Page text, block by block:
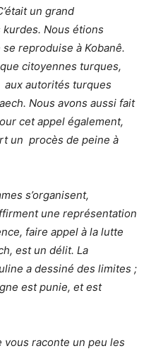
un grand
kurdes. Nous étions
reproduise à Kobanê.
citoyennes turques,
aux autorités turques
Nous avons aussi fait
cet appel également,
un procès de peine à
s’organisent,
une représentation
faire appel à la lutte
est un délit. La
a dessiné des limites ;
est punie, et est
vous raconte un peu les